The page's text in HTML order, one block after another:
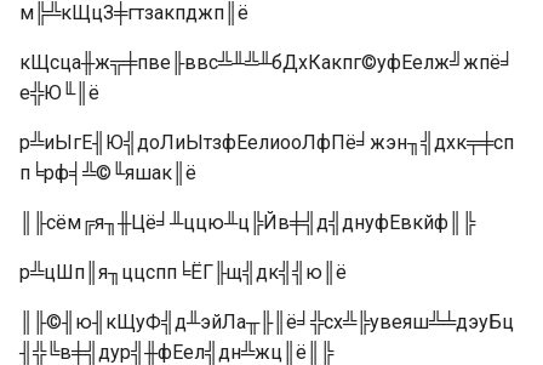
м╠╩кЩцЗ╪гтзакпджп║ё
кЩсца╫ж╦╪пве╟ввс╩╨╩╨бДхКакпг©уфЕелж╝жпё╛
е╬Ю╙║ё
р╩иЫгЕ╢Ю╣доЛиЫтзфЕелиооЛфПё╛жэн╖╣дхк╤╪сп
п╘рф╡╩©╙яшак║ё
║╟сём╔я╖╫Цё╛╨ццю╨ц╠Йв╪╣д╣днуфЕвкйф║╠
р╩цШп║я╖ццспп╘ЁГ╟щ╣дк╣╣ю║ё
║╟©╢ю╢кЩуФ╣д╨эйЛа╥╟║ё╛╬сх╩╠увеяш╩╧дэуБц
╢╬╚в╪╣дур╣╫фЕел╣дн╩жц║ё║╠